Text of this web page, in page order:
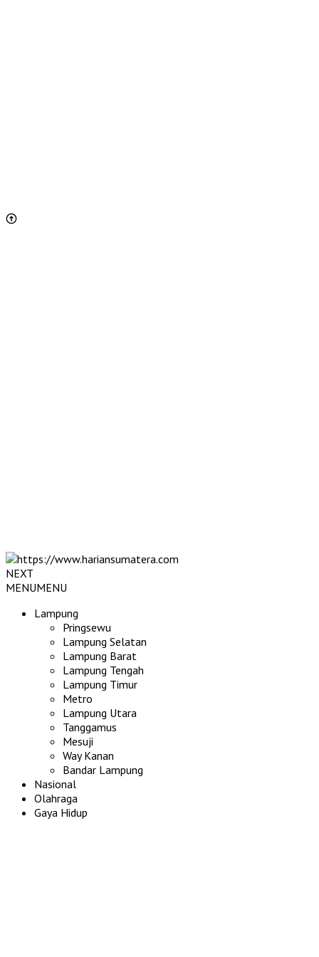
NEXT
MENUMENU
Lampung
Pringsewu
Lampung Selatan
Lampung Barat
Lampung Tengah
Lampung Timur
Metro
Lampung Utara
Tanggamus
Mesuji
Way Kanan
Bandar Lampung
Nasional
Olahraga
Gaya Hidup